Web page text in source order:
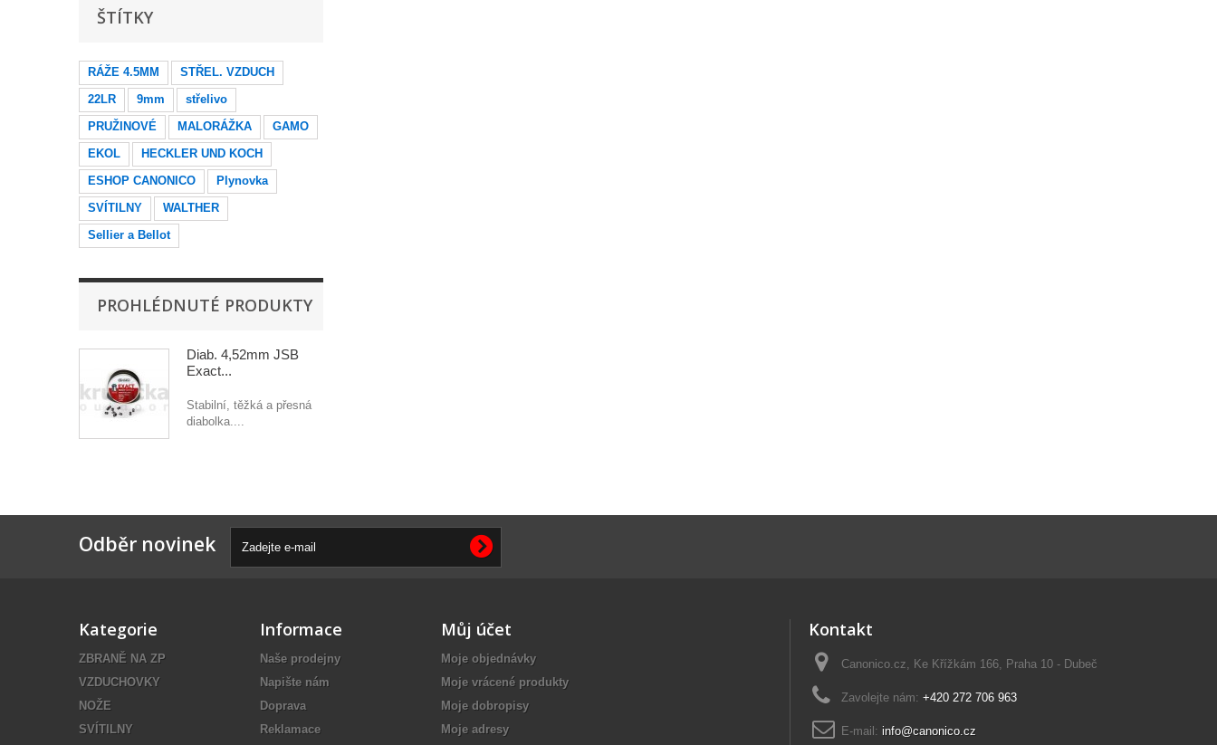
ŠTÍTKY
RÁŽE 4.5MM
STŘEL. VZDUCH
22LR
9mm
střelivo
PRUŽINOVÉ
MALORÁŽKA
GAMO
EKOL
HECKLER UND KOCH
ESHOP CANONICO
Plynovka
SVÍTILNY
WALTHER
Sellier a Bellot
PROHLÉDNUTÉ PRODUKTY
Diab. 4,52mm JSB
Exact...
Stabilní, těžká a přesná
diabolka....
Odběr novinek
Kategorie
ZBRANĚ NA ZP
VZDUCHOVKY
NOŽE
SVÍTILNY
Informace
Naše prodejny
Napište nám
Doprava
Reklamace
Můj účet
Moje objednávky
Moje vrácené produkty
Moje dobropisy
Moje adresy
Kontakt
Canonico.cz, Ke Křížkám 166, Praha 10 - Dubeč
Zavolejte nám: +420 272 706 963
E-mail: info@canonico.cz